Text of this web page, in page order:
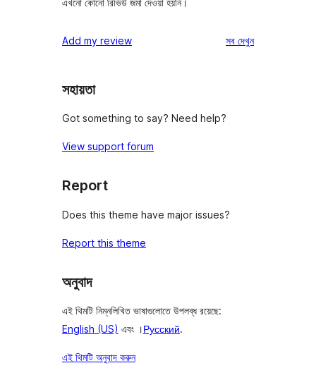
Add my review সবরিভিউ
দেখুন
সহায়তা
Got something to say? Need help?
View support forum
Report
Does this theme have major issues?
Report this theme
অনুবাদ
এই থিমটি নিম্নলিখিত ভাষাগুলোতে উপলব্ধ রয়েছে:
English (US) এবং ।Русский.
এই থিমটি অনুবাদ করুন